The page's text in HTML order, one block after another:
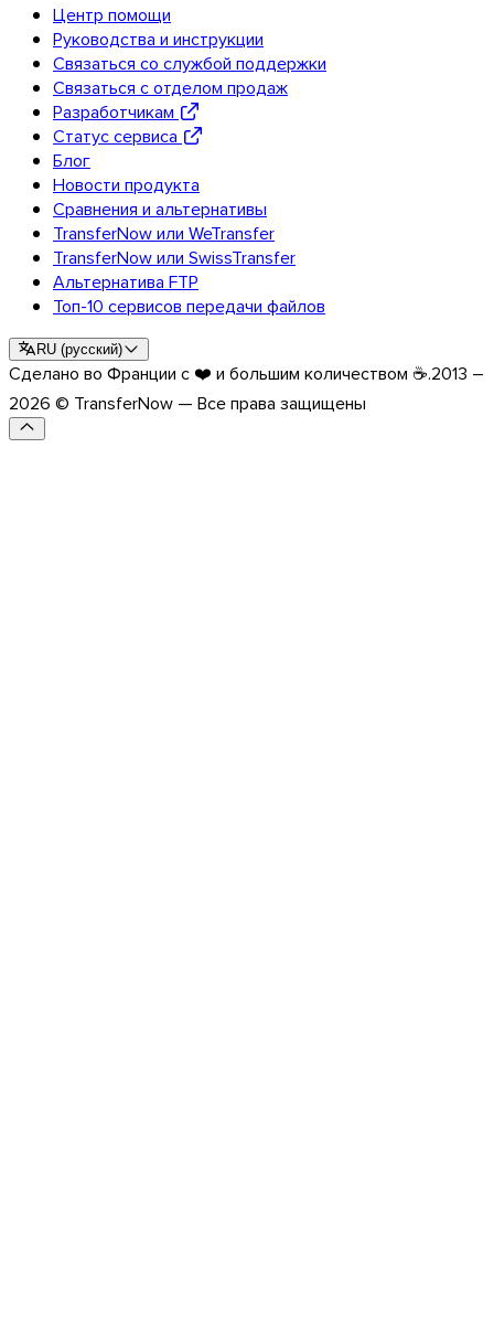
Outlook
Центр помощи
Руководства и инструкции
Связаться со службой поддержки
Связаться с отделом продаж
Разработчикам
Статус сервиса
Блог
Новости продукта
Сравнения и альтернативы
TransferNow или WeTransfer
TransferNow или SwissTransfer
Альтернатива FTP
Топ-10 сервисов передачи файлов
RU(русский)
Сделано во Франции с ❤️ и большим количеством ☕.2013 –
2026 © TransferNow — Все права защищены